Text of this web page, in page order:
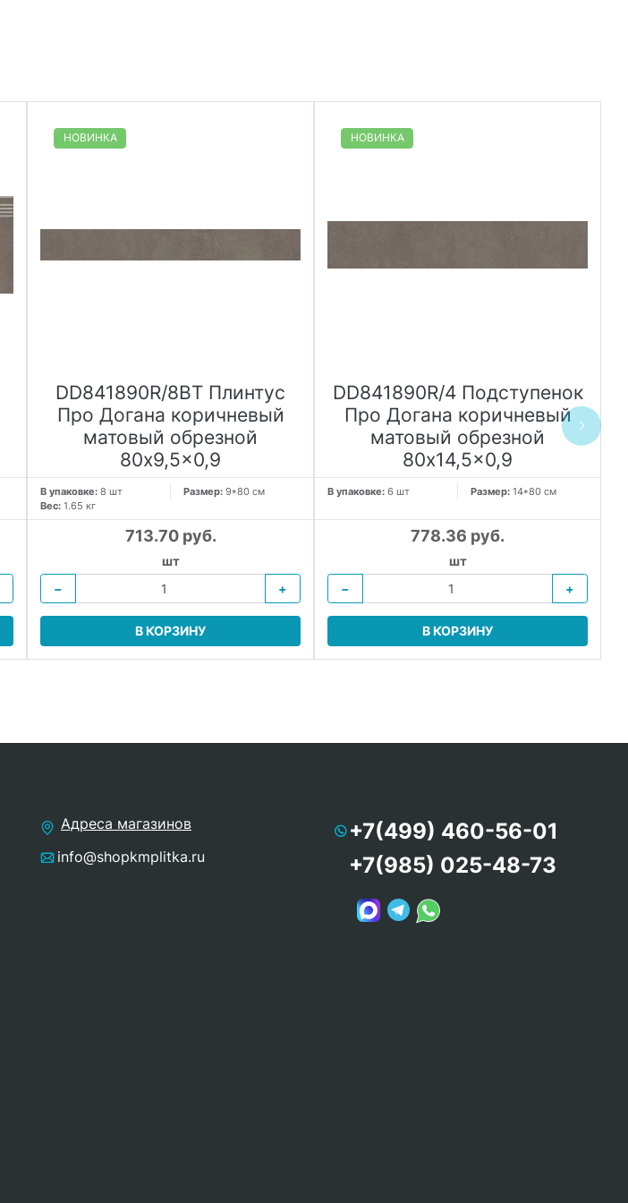
НОВИНКА
DD841890R/8BT Плинтус
Про Догана коричневый
матовый обрезной
80x9,5x0,9
В упаковке: 8 шт Размер: 9*80 см
Вес: 1.65 кг
713.70 руб.
шт
−
+
В КОРЗИНУ
НОВИНКА
DD841890R/4 Подступенок
Про Догана коричневый
матовый обрезной
80x14,5x0,9
В упаковке: 6 шт Размер: 14*80 см
778.36 руб.
шт
−
+
В КОРЗИНУ
Адреса магазинов
info@shopkmplitka.ru
+7(499) 460-56-01
+7(985) 025-48-73